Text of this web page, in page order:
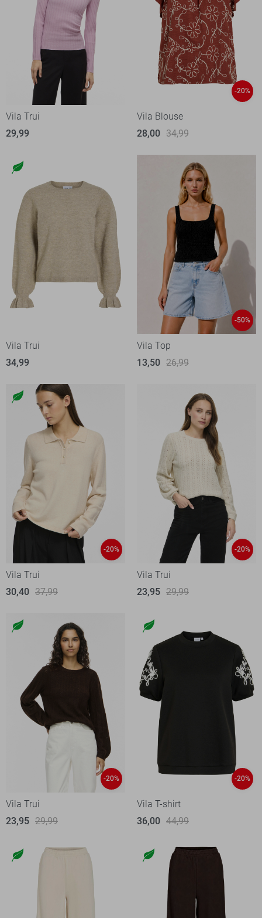
Vila Trui
29,99
-20%
Vila Blouse
28,00 34,99
Vila Trui
34,99
-50%
Vila Top
13,50 26,99
-20%
Vila Trui
30,40 37,99
-20%
Vila Trui
23,95 29,99
-20%
Vila Trui
23,95 29,99
-20%
Vila T-shirt
36,00 44,99